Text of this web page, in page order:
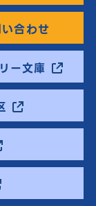
合わせ
ー文庫